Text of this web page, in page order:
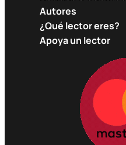
Autores
¿Qué lector eres?
Apoya un lector